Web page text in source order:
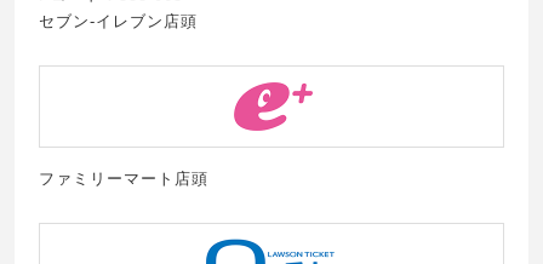
セブン-イレブン店頭
ファミリーマート店頭